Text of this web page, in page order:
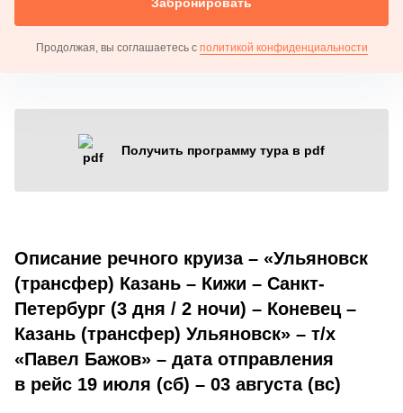
Продолжая, вы соглашаетесь с политикой конфиденциальности
Получить программу тура в pdf
Описание речного круиза – «Ульяновск
(трансфер) Казань – Кижи – Санкт-
Петербург (3 дня / 2 ночи) – Коневец –
Казань (трансфер) Ульяновск» – т/х
«Павел Бажов» – дата отправления
в рейс 19 июля (сб) – 03 августа (вс)